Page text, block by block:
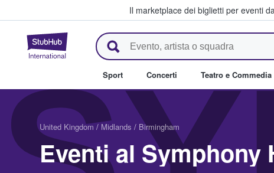
Il marketplace dei biglietti per eventi
StubHub - Dove i fan
Sport Concerti Teatro e Commedia
United Kingdom / Midlands / Birmingham
Eventi al Symphony